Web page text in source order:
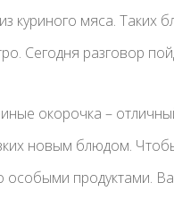
куриного мяса. Таких
Сегодня разговор
окорочка –
новым блюдом.
особыми продуктами.